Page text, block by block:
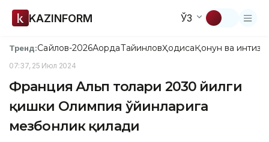
KAZINFORM ЎЗ
Тренд:Сайлов-2026АқордаТайинловҲодисаҚонун ва
07:37, 25 Июл 2024
Франция Альп тоғлари 2030 йилги
қишки Олимпия ўйинларига
мезбонлик қилади